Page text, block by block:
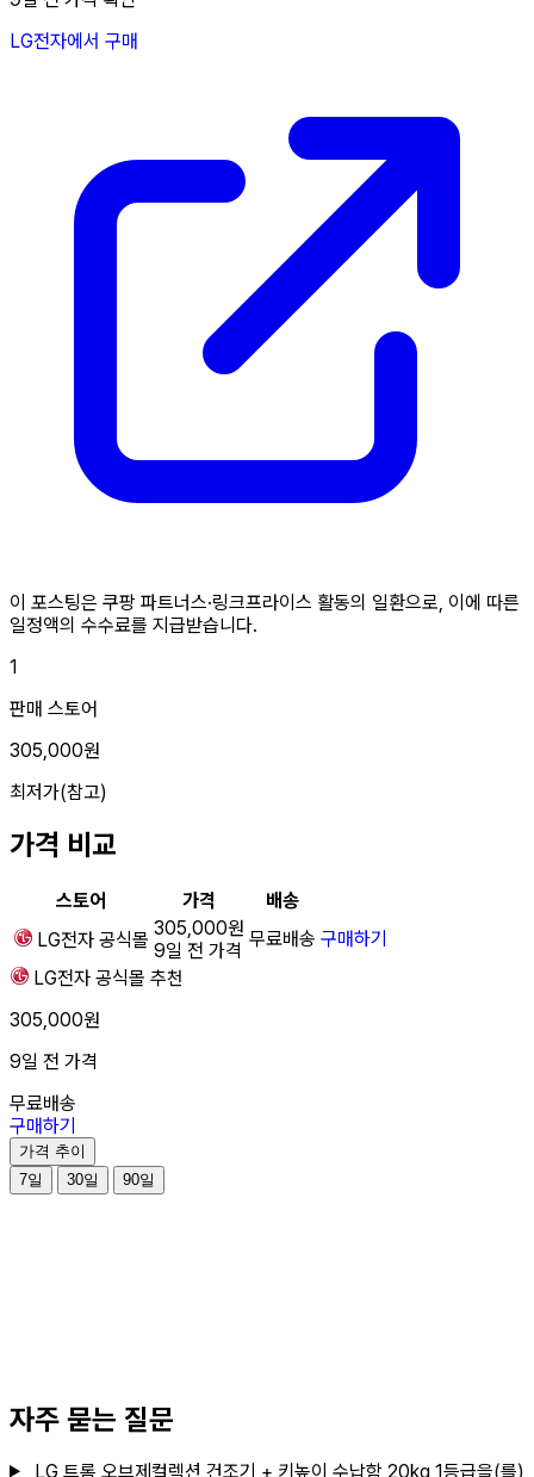
LG전자에서 구매
이 포스팅은 쿠팡 파트너스·링크프라이스 활동의 일환으로, 이에 따른
일정액의 수수료를 지급받습니다.
1
판매 스토어
305,000원
최저가(참고)
가격 비교
스토어 가격
배송
LG전자 공식몰
305,000원
9일 전 가격
무료배송 구매하기
LG전자 공식몰 추천
305,000원
9일 전 가격
무료배송
구매하기
가격 추이
7일
30일 90일
자주 묻는 질문
LG 트롬 오브제컬렉션 건조기 + 키높이 수납함 20kg 1등급을(를)